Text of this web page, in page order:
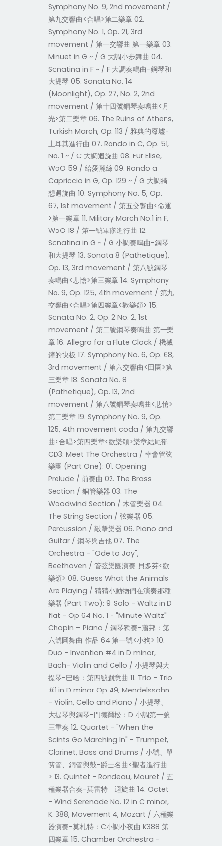
Symphony No. 9, 2nd movement /
第九交響曲<合唱>第二樂章 02.
Symphony No. 1, Op. 21, 3rd
movement / 第一交響曲 第一樂章 03.
Minuet in G ~ / G 大調小步舞曲 04.
Sonatina in F ~ / F 大調奏鳴曲-鋼琴和
大提琴 05. Sonata No. 14
(Moonlight), Op. 27, No. 2, 2nd
movement / 第十四號鋼琴奏鳴曲<月
光>第二樂章 06. The Ruins of Athens,
Turkish March, Op. 113 / 雅典的廢墟-
土耳其進行曲 07. Rondo in C, Op. 51,
No. 1 ~ / C 大調迴旋曲 08. Fur Elise,
WoO 59 / 給愛麗絲 09. Rondo a
Capriccio in G, Op. 129 ~ / G 大調綺
想迴旋曲 10. Symphony No. 5, Op.
67, 1st movement / 第五交響曲<命運
>第一樂章 11. Military March No.1 in F,
WoO 18 / 第一號軍隊進行曲 12.
Sonatina in G ~ / G 小調奏鳴曲-鋼琴
和大提琴 13. Sonata 8 (Pathetique),
Op. 13, 3rd movement / 第八號鋼琴
奏鳴曲<悲愴>第三樂章 14. Symphony
No. 9, Op. 125, 4th movement / 第九
交響曲<合唱>第四樂章<歡樂頌> 15.
Sonata No. 2, Op. 2 No. 2, 1st
movement / 第二號鋼琴奏鳴曲 第一樂
章 16. Allegro for a Flute Clock / 機械
鐘的快板 17. Symphony No. 6, Op. 68,
3rd movement / 第六交響曲<田園>第
三樂章 18. Sonata No. 8
(Pathetique), Op. 13, 2nd
movement / 第八號鋼琴奏鳴曲<悲愴>
第二樂章 19. Symphony No. 9, Op.
125, 4th movement coda / 第九交響
曲<合唱>第四樂章<歡樂頌>樂章結尾部
CD3: Meet The Orchestra / 幸會管弦
樂團 (Part One): 01. Opening
Prelude / 前奏曲 02. The Brass
Section / 銅管樂器 03. The
Woodwind Section / 木管樂器 04.
The String Section / 弦樂器 05.
Percussion / 敲擊樂器 06. Piano and
Guitar / 鋼琴與吉他 07. The
Orchestra - "Ode to Joy",
Beethoven / 管弦樂團演奏 貝多芬<歡
樂頌> 08. Guess What the Animals
Are Playing / 猜猜小動物們在演奏那種
樂器 (Part Two): 9. Solo - Waltz in D
flat - Op 64 No. 1 - "Minute Waltz",
Chopin – Piano / 鋼琴獨奏-蕭邦：第
六號圓舞曲 作品 64 第一號<小狗> 10.
Duo - Invention #4 in D minor,
Bach- Violin and Cello / 小提琴與大
提琴-巴哈：第四號創意曲 11. Trio - Trio
#1 in D minor Op 49, Mendelssohn
- Violin, Cello and Piano / 小提琴、
大提琴與鋼琴-門德爾松：D 小調第一號
三重奏 12. Quartet - "When the
Saints Go Marching In" - Trumpet,
Clarinet, Bass and Drums / 小號、單
簧管、銅管與鼓-爵士名曲<聖者進行曲
> 13. Quintet - Rondeau, Mouret / 五
種樂器合奏-莫雷特：迴旋曲 14. Octet
- Wind Serenade No. 12 in C minor,
K. 388, Movement 4, Mozart / 六種樂
器演奏-莫札特：C小調小夜曲 K388 第
四樂章 15. Chamber Orchestra -